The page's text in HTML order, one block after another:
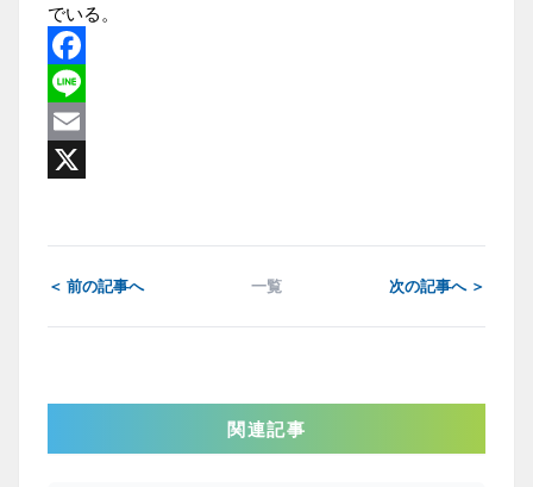
でいる。
Facebook
Line
Email
＜ 前の記事へ 一覧 次の記事へ ＞
関連記事